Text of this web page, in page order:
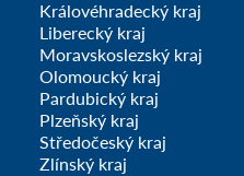
Královéhradecký kraj
Liberecký kraj
Moravskoslezský kraj
Olomoucký kraj
Pardubický kraj
Plzeňský kraj
Středočeský kraj
Zlínský kraj